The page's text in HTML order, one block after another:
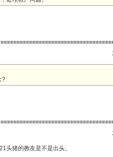
?
头猪的教友是不是出头。